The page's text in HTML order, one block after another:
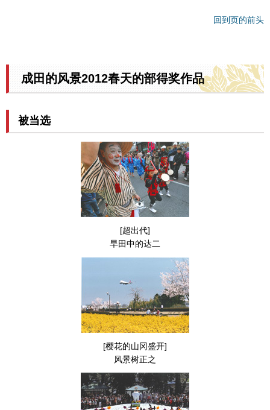
回到页的前头
成田的风景2012春天的部得奖作品
被当选
[超出代]
旱田中的达二
[樱花的山冈盛开]
风景树正之